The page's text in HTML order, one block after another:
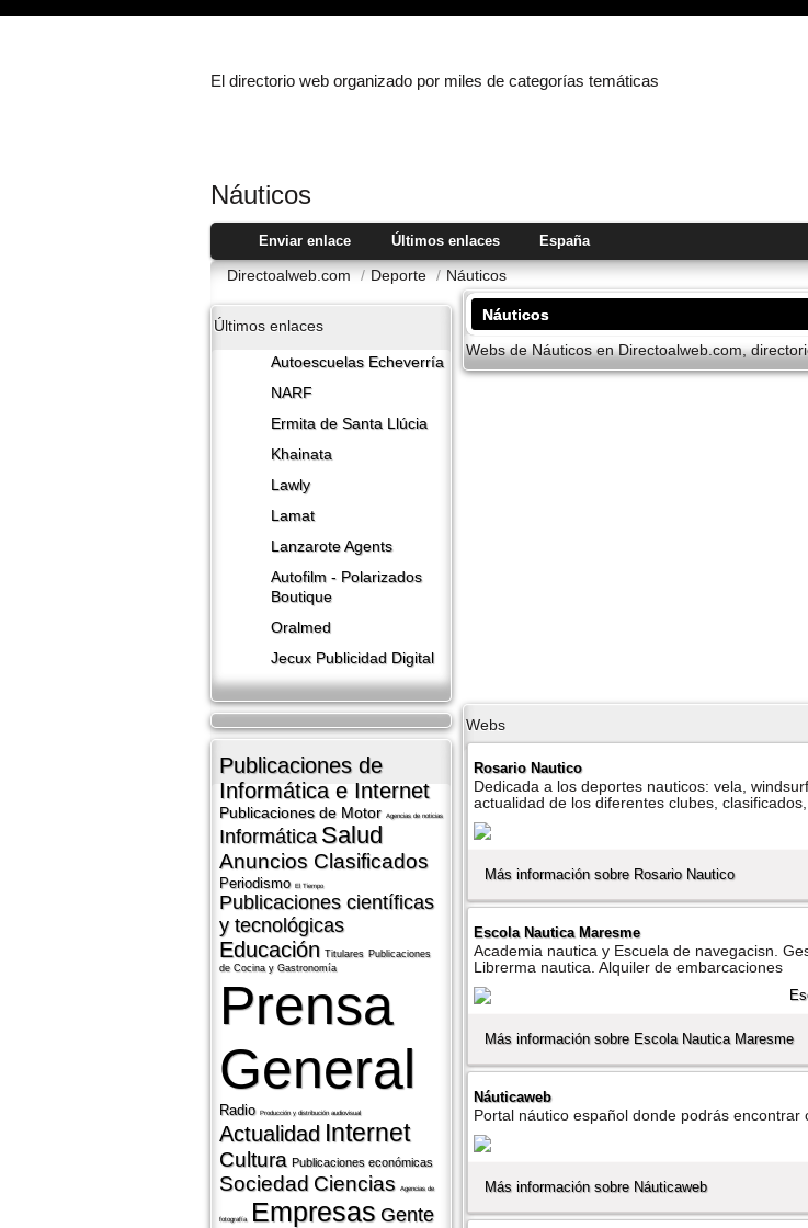
El directorio web organizado por miles de categorías temáticas
Náuticos
Enviar enlace Últimos enlaces España
Directoalweb.com / Deporte / Náuticos
Últimos enlaces
Autoescuelas Echeverría
NARF
Ermita de Santa Llúcia
Khainata
Lawly
Lamat
Lanzarote​ Agents
Autofilm - Polarizados
Boutique
Oralmed
Jecux Publicidad Digital
Publicaciones de
Informática e Internet
Publicaciones de Motor Agencias de noticias
Informática Salud
Anuncios Clasificados
Periodismo El Tiempo
Publicaciones cientí­ficas
y tecnológicas
Educación Titulares Publicaciones
de Cocina y Gastronomí­a
Prensa
General
Radio Producción y distribución audiovisual
Actualidad Internet
Cultura Publicaciones económicas
Sociedad Ciencias Agencias de
fotografí­a Empresas Gente
Náuticos
Webs de Náuticos en Directoalweb.com,
Webs
Rosario Nautico
Dedicada a los deportes nauticos: vela,
actualidad de los diferentes clubes,
Más información sobre Rosario Nautico
Escola Nautica Maresme
Academia nautica y Escuela de navegacisn.
Librerma nautica. Alquiler de embarcaciones
Más información sobre Escola Nautica Maresme
Náuticaweb
Portal náutico español donde podrás encontrar
Más información sobre Náuticaweb